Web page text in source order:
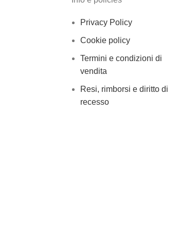
Privacy Policy
Cookie policy
Termini e condizioni di
vendita
Resi, rimborsi e diritto di
recesso